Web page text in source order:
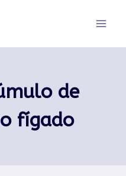
de
fígado